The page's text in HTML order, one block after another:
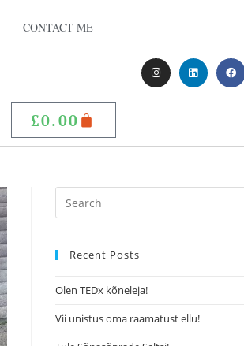
CONTACT ME
£0.00
Recent Posts
Olen TEDx kõneleja!
Vii unistus oma raamatust ellu!